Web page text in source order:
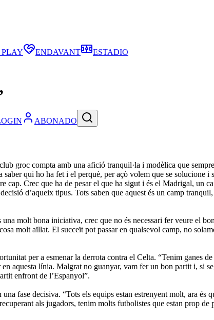
ABONADO
ENDAVANT ESTADIO
groc compta amb una afició tranquil·la i modèlica que
qui ho ha fet i el perquè, per açò volem que se solucione
cap. Crec que ha de pesar el que ha sigut i és el Madrigal, un
d’aqueix tipus. Tots saben que aquest és un camp
molt bona iniciativa, crec que no és necessari fer veure el
molt aïllat. El succeït pot passar en qualsevol camp, no
per a esmenar la derrota contra el Celta. “Tenim ganes
aquesta línia. Malgrat no guanyar, vam fer un bon partit i, si
enfront de l’Espanyol”.
fase decisiva. “Tots els equips estan estrenyent molt, ara és
als jugadors, tenim molts futbolistes que estan prop